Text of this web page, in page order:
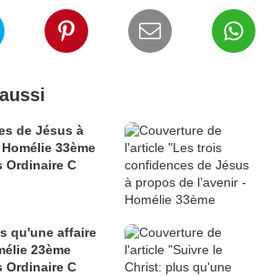
de Jésus à
33ème
Ordinaire C
qu'une affaire
23ème
Ordinaire C